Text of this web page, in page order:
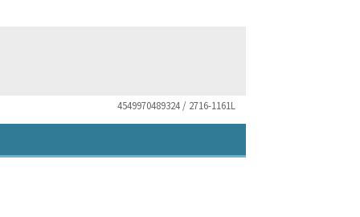
4549970489324 / 2716-1161L